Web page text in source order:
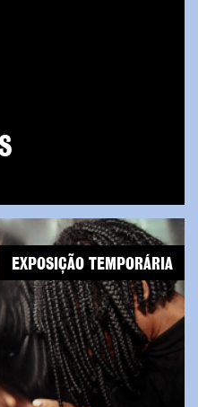
EXPOSIÇÃO TEMPORÁRIA